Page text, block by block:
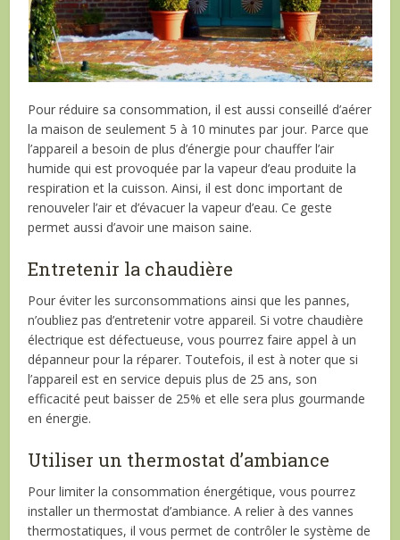
Pour réduire sa consommation, il est aussi conseillé d’aérer
la maison de seulement 5 à 10 minutes par jour. Parce que
l’appareil a besoin de plus d’énergie pour chauffer l’air
humide qui est provoquée par la vapeur d’eau produite la
respiration et la cuisson. Ainsi, il est donc important de
renouveler l’air et d’évacuer la vapeur d’eau. Ce geste
permet aussi d’avoir une maison saine.
Entretenir la chaudière
Pour éviter les surconsommations ainsi que les pannes,
n’oubliez pas d’entretenir votre appareil. Si votre chaudière
électrique est défectueuse, vous pourrez faire appel à un
dépanneur pour la réparer. Toutefois, il est à noter que si
l’appareil est en service depuis plus de 25 ans, son
efficacité peut baisser de 25% et elle sera plus gourmande
en énergie.
Utiliser un thermostat d’ambiance
Pour limiter la consommation énergétique, vous pourrez
installer un thermostat d’ambiance. A relier à des vannes
thermostatiques, il vous permet de contrôler le système de